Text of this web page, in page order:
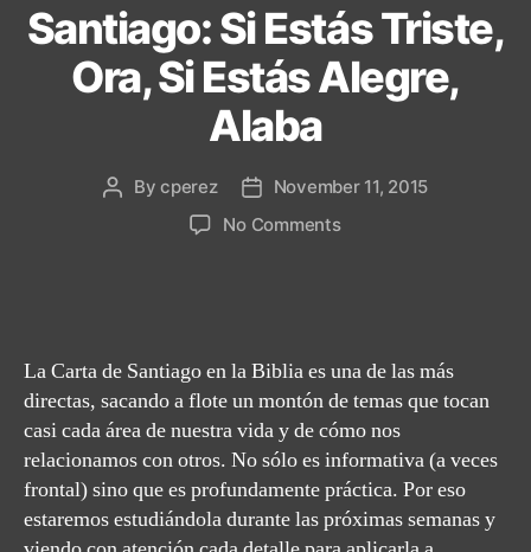
Santiago: Si Estás Triste,
Ora, Si Estás Alegre,
Alaba
PostBycperez
Post
date
November 11, 2015
No Commentson
Si
Estás
Alegre,
Alaba
La Carta de Santiago en la Biblia es una de las más
directas, sacando a flote un montón de temas que tocan
casi cada área de nuestra vida y de cómo nos
relacionamos con otros. No sólo es informativa (a veces
frontal) sino que es profundamente práctica. Por eso
estaremos estudiándola durante las próximas semanas y